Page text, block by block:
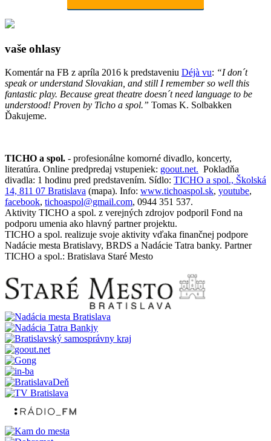
vaše ohlasy
Komentár na FB z apríla 2016 k predstaveniu Déjà vu: “I don´t
speak or understand Slovakian, and still I remember so well this
fantastic play. Because great theatre doesn´t need language to be
understood! Proven by Ticho a spol.” Tomas K. Solbakken
Ďakujeme.
TICHO a spol. - profesionálne komorné divadlo, koncerty,
literatúra. Online predpredaj vstupeniek: goout.net. Pokladňa
divadla: 1 hodinu pred predstavením. Sídlo: TICHO a spol., Školská
14, 811 07 Bratislava (mapa). Info: www.tichoaspol.sk, youtube,
facebook, tichoaspol@gmail.com, 0944 351 537.
Aktivity TICHO a spol. z verejných zdrojov podporil Fond na
podporu umenia ako hlavný partner projektu.
TICHO a spol. realizuje svoje aktivity vďaka finančnej podpore
Nadácie mesta Bratislavy, BRDS a Nadácie Tatra banky. Partner
TICHO a spol.: Bratislava Staré Mesto